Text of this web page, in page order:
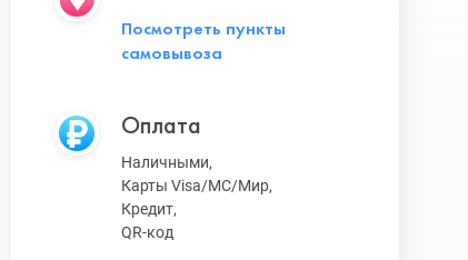
Посмотреть пункты
самовывоза
Оплата
Наличными,
Карты Visa/MC/Мир,
Кредит,
QR-код